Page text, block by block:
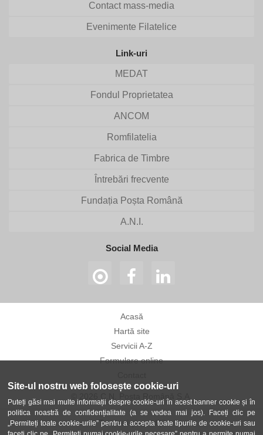
Site-ul nostru web folosește cookie-uri
Puteți găsi mai multe informații despre cookie-uri în acest banner cookie și în
politica noastră de confidențialitate (a se vedea mai jos). Faceți clic pe
„Permiteți toate cookie-urile” pentru a accepta toate tipurile de cookie-uri sau
Contact mass-media
Evenimente Filatelice
Link-uri
MEDAT
Fondul Proprietatea
ANCOM
Romfilatelia
Fabrica de Timbre
Întrebări frecvente
Fundația Poșta Română
A.N.I.
Social Media
Acasă
Hartă site
Servicii A-Z
Formulare online
Termeni și condiții